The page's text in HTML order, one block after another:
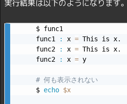
実行結果は以下のようになります。
$ func1
func1
: x = This is x.
func2
: x = This is x.
func2
: x = y
# 何も表示されない
$ echo $x